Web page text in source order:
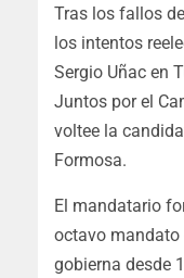
Tras los fallos
los intentos
Sergio Uñac en
Juntos por el
voltee la
Formosa.
El mandatario
octavo mandato
gobierna desde